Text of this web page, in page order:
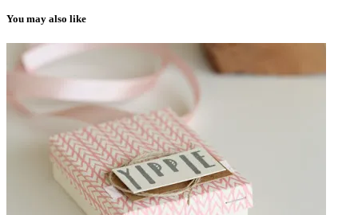
You may also like